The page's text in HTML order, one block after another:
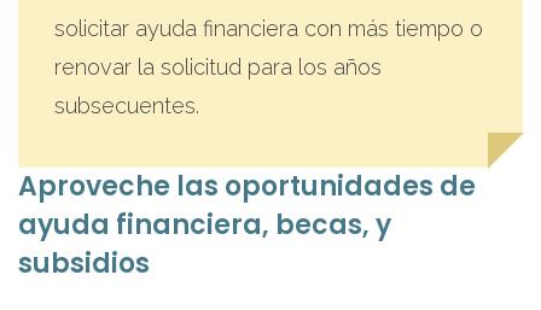
solicitar ayuda financiera con más tiempo o
renovar la solicitud para los años
subsecuentes.
Aproveche las oportunidades de
ayuda financiera, becas, y
subsidios